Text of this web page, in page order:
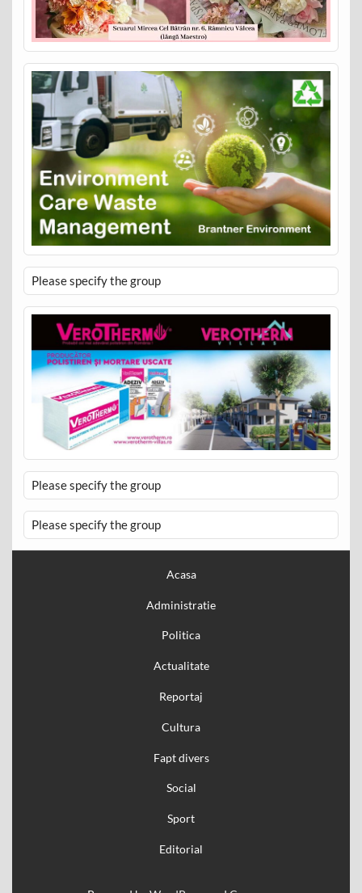
Please specify the group
Please specify the group
Please specify the group
Acasa
Administratie
Politica
Actualitate
Reportaj
Cultura
Fapt divers
Social
Sport
Editorial